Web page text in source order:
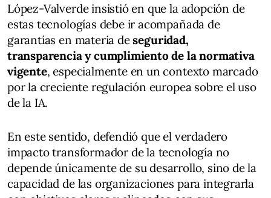
López-Valverde insistió en que la adopción de
estas tecnologías debe ir acompañada de
garantías en materia deseguridad,
transparencia y cumplimiento de la normativa
vigente, especialmente en un contexto marcado
por la creciente regulación europea sobre el uso
de la IA.
En este sentido, defendió que el verdadero
impacto transformador de la tecnología no
depende únicamente de su desarrollo, sino de la
capacidad de las organizaciones para integrarla